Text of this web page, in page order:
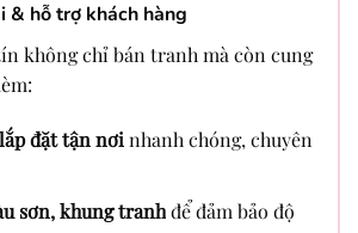
& hỗ trợ khách hàng
không chỉ bán tranh mà còn cung
đặt tận nơi nhanh chóng, chuyên
sơn, khung tranhđể đảm bảo độ